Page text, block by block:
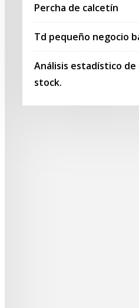
Percha de calcetín
Td pequeño negocio
Análisis estadístico
stock.